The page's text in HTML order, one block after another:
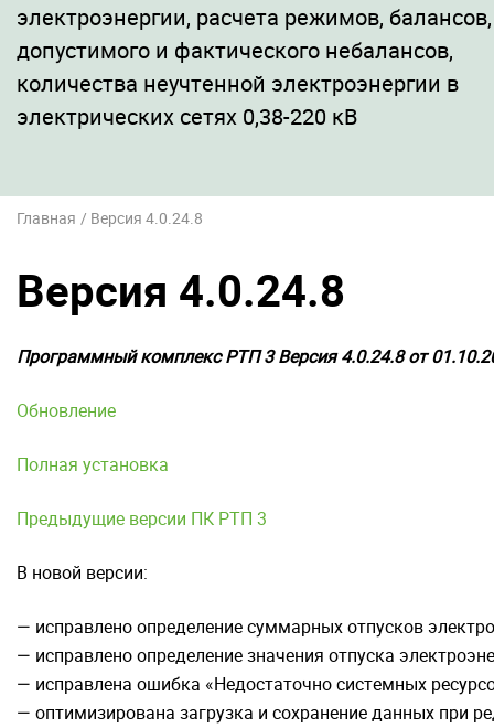
электроэнергии, расчета режимов, балансов,
допустимого и фактического небалансов,
количества неучтенной электроэнергии в
электрических сетях 0,38-220 кВ
Главная Версия 4.0.24.8
Версия 4.0.24.8
Программный комплекс РТП 3 Версия 4.0.24.8 от
Обновление
Полная установка
Предыдущие версии ПК РТП 3
В новой версии:
— исправлено определение суммарных отпусков
— исправлено определение значения отпуска
— исправлена ошибка «Недостаточно системных
— оптимизирована загрузка и сохранение данных при